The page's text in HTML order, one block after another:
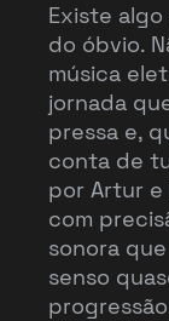
Existe
do óbvio.
música
jornada
pressa e,
conta de
por Artur e
com
sonora
senso